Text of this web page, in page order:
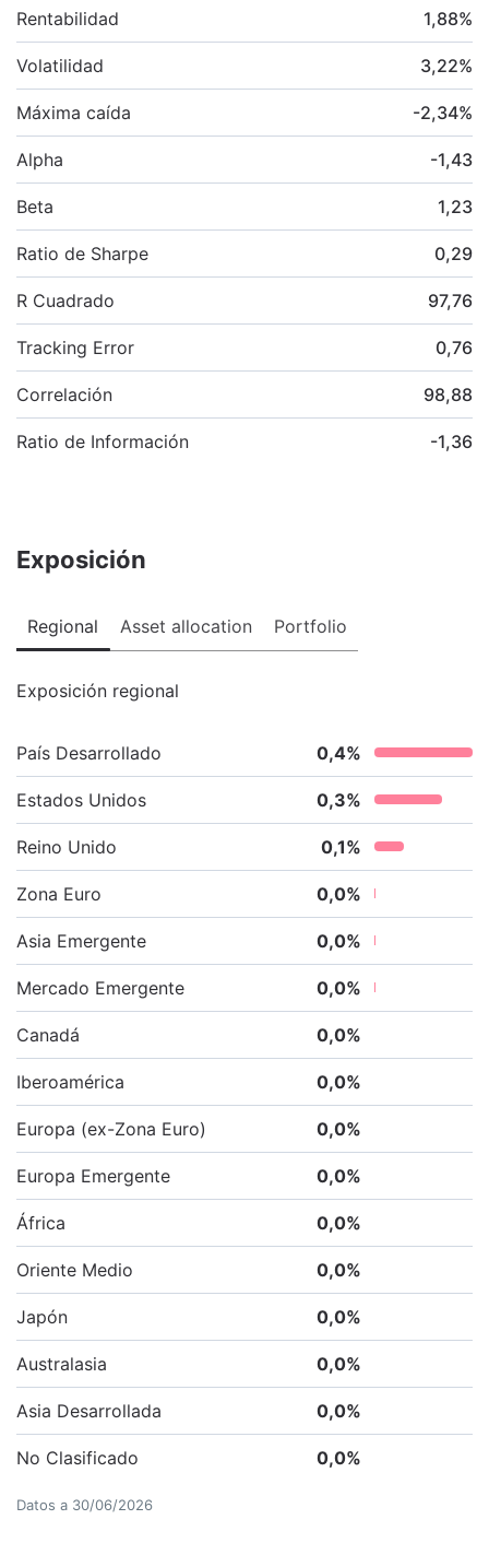
Rentabilidad 1,88%
Volatilidad 3,22%
Máxima caída -2,34%
Alpha -1,43
Beta 1,23
Ratio de Sharpe 0,29
R Cuadrado 97,76
Tracking Error 0,76
Correlación 98,88
Ratio de Información -1,36
Exposición
Regional Asset allocation Portfolio
Exposición regional
País Desarrollado 0,4%
Estados Unidos 0,3%
Reino Unido 0,1%
Zona Euro 0,0%
Asia Emergente 0,0%
Mercado Emergente 0,0%
Canadá 0,0%
Iberoamérica 0,0%
Europa (ex-Zona Euro) 0,0%
Europa Emergente 0,0%
África 0,0%
Oriente Medio 0,0%
Japón 0,0%
Australasia 0,0%
Asia Desarrollada 0,0%
No Clasificado 0,0%
Datos a 30/06/2026